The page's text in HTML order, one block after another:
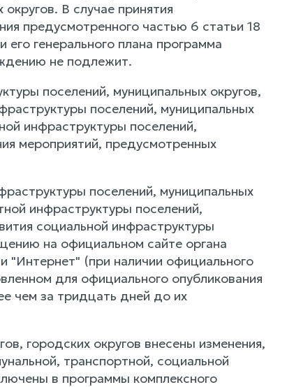
В случае принятия
предусмотренного частью 6 статьи 18
генерального плана программа
не подлежит.
поселений, муниципальных округов,
поселений, муниципальных
инфраструктуры поселений,
мероприятий, предусмотренных
поселений, муниципальных
инфраструктуры поселений,
социальной инфраструктуры
на официальном сайте органа
"Интернет" (при наличии официального
для официального опубликования
чем за тридцать дней до их
городских округов внесены изменения,
транспортной, социальной
в программы комплексного